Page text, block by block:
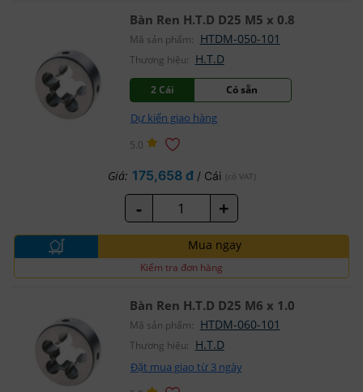
Bàn Ren H.T.D D25 M5 x 0.8
Mã sản phẩm: HTDM-050-101
Thương hiệu: H.T.D
2 Cái Có sẵn
Dự kiến giao hàng
5.0
Giá: 175,658 đ / Cái (có VAT)
- +
Mua ngay
Kiểm tra đơn hàng
Bàn Ren H.T.D D25 M6 x 1.0
Mã sản phẩm: HTDM-060-101
Thương hiệu: H.T.D
Đặt mua giao từ 3 ngày